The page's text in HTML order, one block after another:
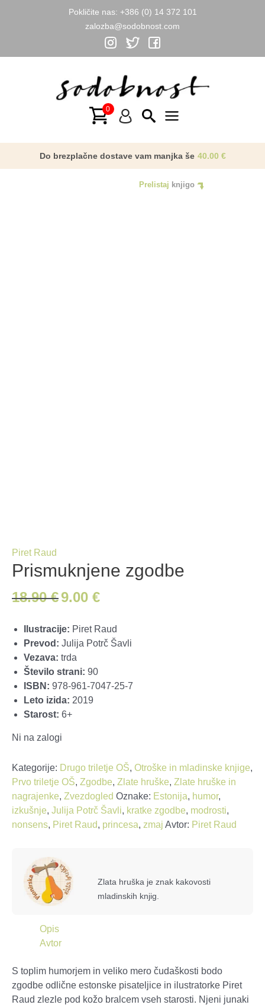
Pokličite nas: +386 (0) 14 372 101
zalozba@sodobnost.com
Menu
Do brezplačne dostave vam manjka še 40.00 €
Prelistaj knjigo
Piret Raud
Prismuknjene zgodbe
18.90€ Izvirna
je
bila:
18.90
€.
9.00 €Trenutna
je:
9.00
Ilustracije: Piret Raud
Prevod: Julija Potrč Šavli
Vezava: trda
Število strani: 90
ISBN: 978-961-7047-25-7
Leto izida: 2019
Starost: 6+
Ni na zalogi
Kategorije: Drugo triletje OŠ, Otroške in mladinske knjige,
Prvo triletje OŠ, Zgodbe, Zlate hruške, Zlate hruške in
nagrajenke, Zvezdogled Oznake: Estonija, humor,
izkušnje, Julija Potrč Šavli, kratke zgodbe, modrosti,
nonsens, Piret Raud, princesa, zmaj Avtor: Piret Raud
Zlata hruška je znak kakovosti
mladinskih knjig.
Opis
Avtor
S toplim humorjem in veliko mero čudaškosti bodo
zgodbe odlične estonske pisateljice in ilustratorke Piret
Raud zlezle pod kožo bralcem vseh starosti. Njeni junaki